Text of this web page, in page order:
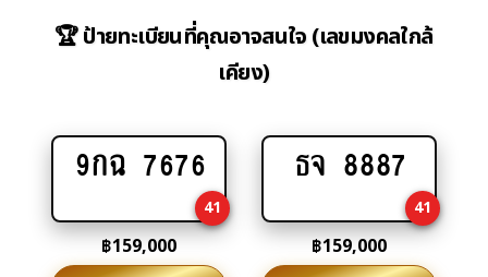
🏆 ป้ายทะเบียนที่คุณอาจสนใจ (เลขมงคลใกล้
เคียง)
Add
cart
9กฉ 7676
41
฿159,000
Add
cart
ธจ 8887
41
฿159,000